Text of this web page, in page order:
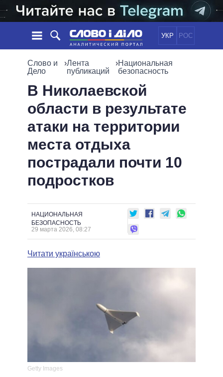
УКР РОС
НОВОСТИ
ЛЕНТА
СТАТЬИ
МНЕНИЯ
ОБЗОРЫ
ДАЙДЖЕСТЫ
ПОЛИТИКА
ОБЩЕСТВО
МИР
ПОЛИТИКИ
ВСЕ ПОЛИТИКИ
ПРЕЗИДЕНТ И ОФИС
ВЕРХОВНАЯ РАДА
КАБИНЕТ МИНИСТРОВ
ГЛАВЫ ОБЛАДМИНИСТРАЦИЙ
МЭРЫ
ВСЕ ПЕРСОНЫ
ИНФОГРАФИКА
ВИДЕО
ПОДДЕРЖАТЬ
Слово и
Дело
›Лента
публикаций
›Национальная
безопасность
В Николаевской
области в результате
атаки на территории
места отдыха
пострадали почти 10
подростков
НАЦИОНАЛЬНАЯ
БЕЗОПАСНОСТЬ
29 марта 2026, 08:27
Читати українською
Getty Images